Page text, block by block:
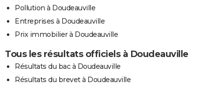
Pollution à Doudeauville
Entreprises à Doudeauville
Prix immobilier à Doudeauville
Tous les résultats officiels à Doudeauville
Résultats du bac à Doudeauville
Résultats du brevet à Doudeauville